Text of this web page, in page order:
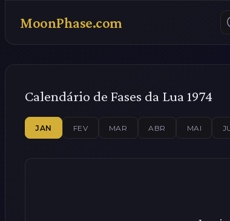
MoonPhase.com
Calendário de Fases da Lua 1974
JAN FEV MAR ABR MAI